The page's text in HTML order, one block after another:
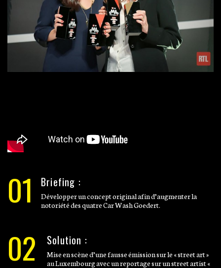
01 Briefing :
Développer un concept original afin d’augmenter la
notoriété des quatre Car Wash Goedert.
02 Solution :
Mise en scène d’une fausse émission sur le « street art »
au Luxembourg avec un reportage sur un street artist «